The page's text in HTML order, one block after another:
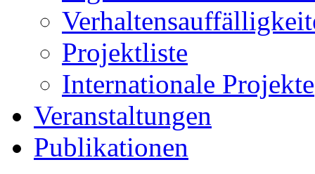
Projektliste
Internationale Projekte
Veranstaltungen
Publikationen